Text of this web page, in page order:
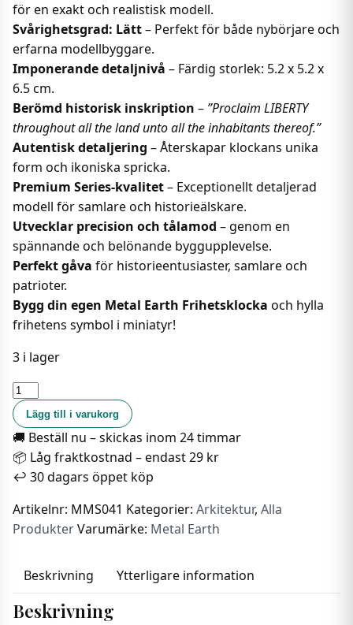
för en exakt och realistisk modell.
Svårighetsgrad: Lätt– Perfekt för både nybörjare och
erfarna modellbyggare.
Imponerande detaljnivå – Färdig storlek: 5.2 x 5.2 x
6.5 cm.
Berömd historisk inskription – ”Proclaim LIBERTY
throughout all the land unto all the inhabitants thereof.”
Autentisk detaljering – Återskapar klockans unika
form och ikoniska spricka.
Premium Series-kvalitet– Exceptionellt detaljerad
modell för samlare och historieälskare.
Utvecklar precision och tålamod – genom en
spännande och belönande byggupplevelse.
Perfekt gåva för historieentusiaster, samlare och
patrioter.
Bygg din egen Metal Earth Frihetsklocka och hylla
frihetens symbol i miniatyr!
3 i lager
Metal
Earth
-
Frihetsklockan
mängd
Lägg till i varukorg
🚚 Beställ nu – skickas inom 24 timmar
📦 Låg fraktkostnad – endast 29 kr
↩️ 30 dagars öppet köp
Artikelnr: MMS041 Kategorier: Arkitektur, Alla
ProdukterVarumärke: Metal Earth
Beskrivning Ytterligare information
Beskrivning